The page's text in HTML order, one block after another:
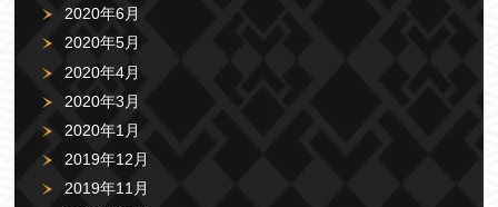
2020年6月
2020年5月
2020年4月
2020年3月
2020年1月
2019年12月
2019年11月